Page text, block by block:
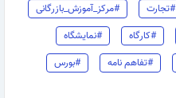
#تجارت
#مرکز_آموزش_بازرگانی
#کارگاه
#نمایشگاه
#تفاهم نامه
#بورس